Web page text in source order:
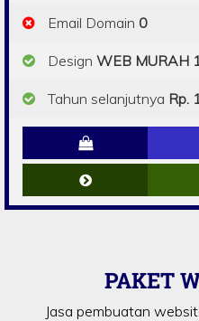
Email Domain 0
Design WEB MURAH
Tahun selanjutnya Rp.
PAKET
Jasa pembuatan